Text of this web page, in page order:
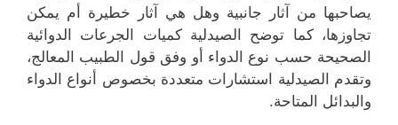
يصاحبها من آثار جانبية وهل هي آثار خطيرة أم يمكن
تجاوزها، كما توضح الصيدلية كميات الجرعات الدوائية
الصحيحة حسب نوع الدواء أو وفق قول الطبيب المعالج،
وتقدم الصيدلية استشارات متعددة بخصوص أنواع الدواء
والبدائل المتاحة.